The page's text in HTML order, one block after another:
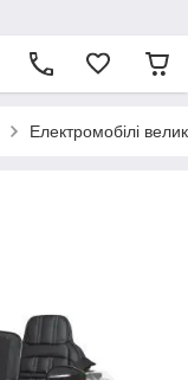
Електромобілі